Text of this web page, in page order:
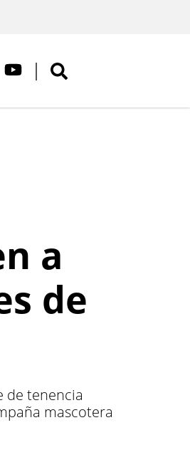
a
de
de tenencia
mascotera